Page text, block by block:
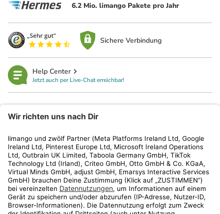
6.2 Mio. limango Pakete pro Jahr
Sichere Verbindung
Help Center
Jetzt auch per Live-Chat erreichbar!
Kundenservice
Shop
Aktionen